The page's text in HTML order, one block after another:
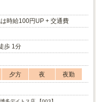
時給100円UP + 交通費
歩 1分
夕方 夜
夜勤